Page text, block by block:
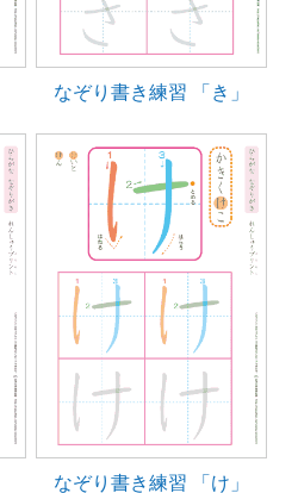
なぞり書き練習 「き」
なぞり書き練習 「け」